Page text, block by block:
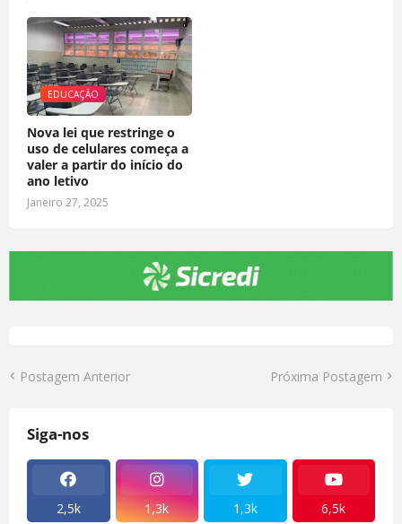
EDUCAÇÃO
Nova lei que restringe o
uso de celulares começa a
valer a partir do início do
ano letivo
Janeiro 27, 2025
Postagem Anterior Próxima Postagem
Siga-nos
2,5k 1,3k 1,3k 6,5k